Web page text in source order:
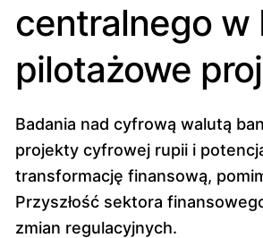
centralnego w
pilotażowe
Badania nad cyfrową walutą
projekty cyfrowej rupii i
transformację finansową,
Przyszłość sektora
zmian regulacyjnych.